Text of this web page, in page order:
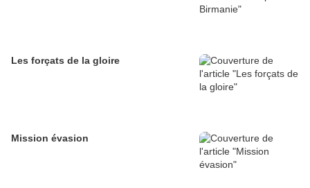
Les forçats de la gloire
Mission évasion